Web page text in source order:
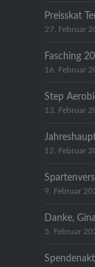
Preisskat
27. Februar
Fasching
16. Februar
Step
13. Februar
12. Februar
9. Februar
Danke,
5. Februar